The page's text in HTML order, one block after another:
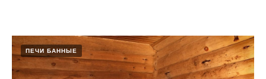
ПЕЧИ БАННЫЕ